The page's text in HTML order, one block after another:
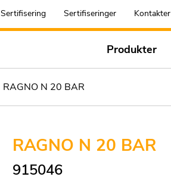
Sertifisering Sertifiseringer Kontakter
Produkter
RAGNO N 20 BAR
RAGNO N 20 BAR
915046